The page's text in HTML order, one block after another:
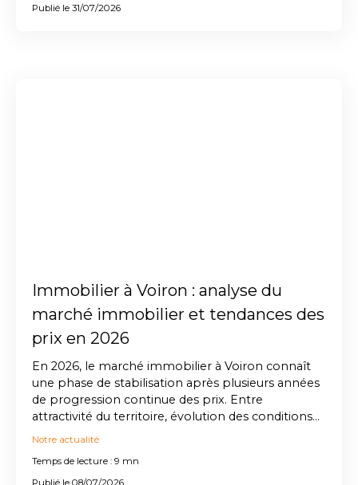
Publié le 31/07/2026
Immobilier à Voiron : analyse du
marché immobilier et tendances des
prix en 2026
En 2026, le marché immobilier à Voiron connaît
une phase de stabilisation après plusieurs années
de progression continue des prix. Entre
attractivité du territoire, évolution des conditions
de financement et nouvelles exigences des
dynamiques locales pour réussir son projet.
Notre actualité
Temps de lecture : 9 mn
Publié le 08/07/2026